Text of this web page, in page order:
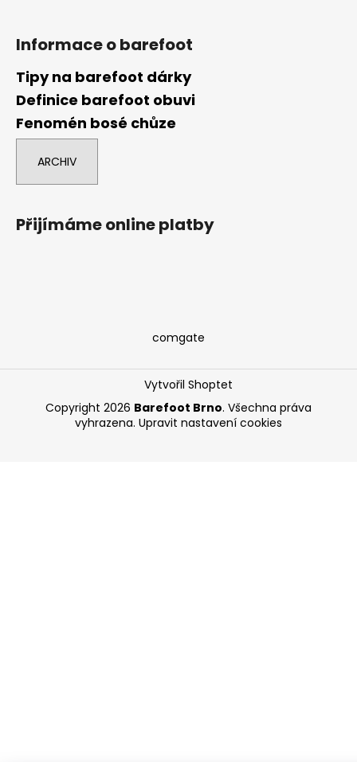
Informace o barefoot
Tipy na barefoot dárky
Definice barefoot obuvi
Fenomén bosé chůze
ARCHIV
Přijímáme online platby
comgate
Vytvořil Shoptet
Copyright 2026 Barefoot Brno. Všechna práva
vyhrazena. Upravit nastavení cookies